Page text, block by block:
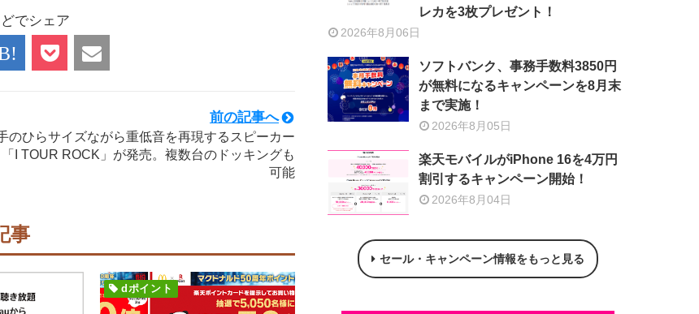
でシェア
前の記事へ
のひらサイズながら重低音を再現するスピーカー
「I TOUR ROCK」が発売。複数台のドッキングも
可能
事
dポイント
レカを3枚プレゼント！
2026年8月06日
ソフトバンク、事務手数料3850円
が無料になるキャンペーンを8月末
まで実施！
2026年8月05日
楽天モバイルがiPhone 16を4万円
割引するキャンペーン開始！
2026年8月04日
セール・キャンペーン情報をもっと見る